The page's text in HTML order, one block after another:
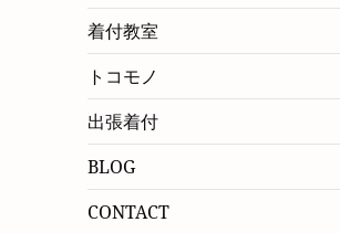
着付教室
トコモノ
出張着付
BLOG
CONTACT